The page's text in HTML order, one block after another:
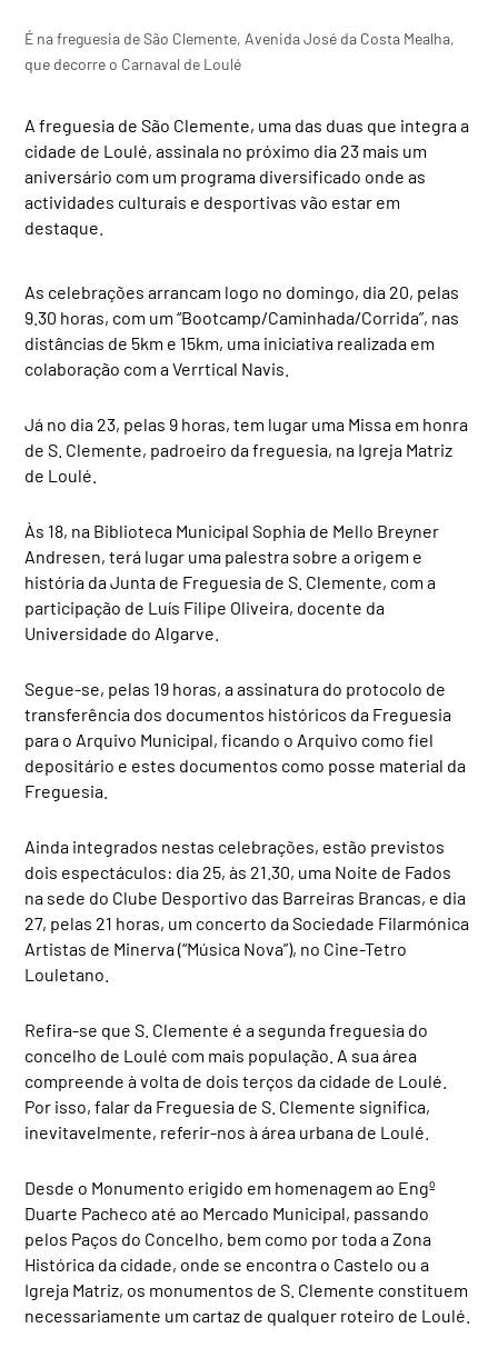
É na freguesia de São Clemente, Avenida José da Costa Mealha,
que decorre o Carnaval de Loulé
A freguesia de São Clemente, uma das duas que integra a
cidade de Loulé, assinala no próximo dia 23 mais um
aniversário com um programa diversificado onde as
actividades culturais e desportivas vão estar em
destaque.
As celebrações arrancam logo no domingo, dia 20, pelas
9.30 horas, com um “Bootcamp/Caminhada/Corrida”, nas
distâncias de 5km e 15km, uma iniciativa realizada em
colaboração com a Verrtical Navis.
Já no dia 23, pelas 9 horas, tem lugar uma Missa em honra
de S. Clemente, padroeiro da freguesia, na Igreja Matriz
de Loulé.
Às 18, na Biblioteca Municipal Sophia de Mello Breyner
Andresen, terá lugar uma palestra sobre a origem e
história da Junta de Freguesia de S. Clemente, com a
participação de Luís Filipe Oliveira, docente da
Universidade do Algarve.
Segue-se, pelas 19 horas, a assinatura do protocolo de
transferência dos documentos históricos da Freguesia
para o Arquivo Municipal, ficando o Arquivo como fiel
depositário e estes documentos como posse material da
Freguesia.
Ainda integrados nestas celebrações, estão previstos
dois espectáculos: dia 25, às 21.30, uma Noite de Fados
na sede do Clube Desportivo das Barreiras Brancas, e dia
27, pelas 21 horas, um concerto da Sociedade Filarmónica
Artistas de Minerva (“Música Nova”), no Cine-Tetro
Louletano.
Refira-se que S. Clemente é a segunda freguesia do
concelho de Loulé com mais população. A sua área
compreende à volta de dois terços da cidade de Loulé.
Por isso, falar da Freguesia de S. Clemente significa,
inevitavelmente, referir-nos à área urbana de Loulé.
Desde o Monumento erigido em homenagem ao Engº
Duarte Pacheco até ao Mercado Municipal, passando
pelos Paços do Concelho, bem como por toda a Zona
Histórica da cidade, onde se encontra o Castelo ou a
Igreja Matriz, os monumentos de S. Clemente constituem
necessariamente um cartaz de qualquer roteiro de Loulé.